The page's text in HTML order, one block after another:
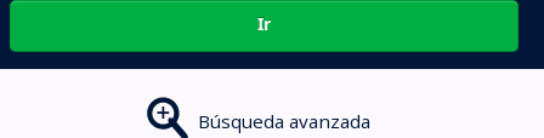
Ir
Búsqueda avanzada